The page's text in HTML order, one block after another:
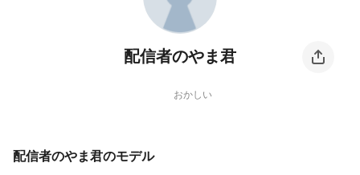
配信者のやま君
おかしい
配信者のやま君のモデル